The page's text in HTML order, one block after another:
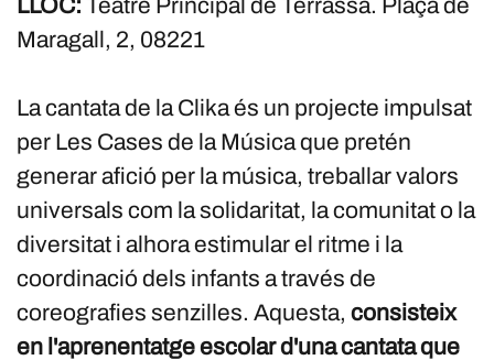
LLOC: Teatre Principal de Terrassa. Plaça de
Maragall, 2, 08221
La cantata de la Clika és un projecte impulsat
per Les Cases de la Música que pretén
generar afició per la música, treballar valors
universals com la solidaritat, la comunitat o la
diversitat i alhora estimular el ritme i la
coordinació dels infants a través de
coreografies senzilles. Aquesta, consisteix
en l'aprenentatge escolar d'una cantata que